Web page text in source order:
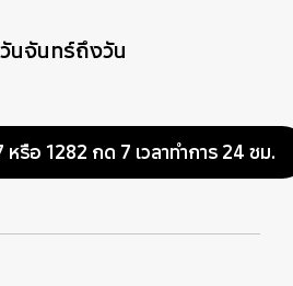
นจันทร์ถึงวัน
รือ 1282 กด 7 เวลาทำการ 24 ชม.